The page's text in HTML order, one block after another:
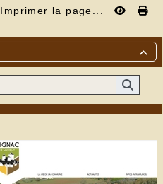
Imprimer la page...
